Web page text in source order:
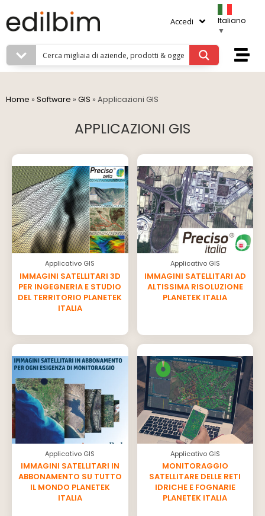
Accedi
Italiano
▼
Home » Software » GIS » Applicazioni GIS
APPLICAZIONI GIS
Applicativo GIS
IMMAGINI SATELLITARI 3D
PER INGEGNERIA E STUDIO
DEL TERRITORIO PLANETEK
ITALIA
Applicativo GIS
IMMAGINI SATELLITARI AD
ALTISSIMA RISOLUZIONE
PLANETEK ITALIA
Applicativo GIS
IMMAGINI SATELLITARI IN
ABBONAMENTO SU TUTTO
IL MONDO PLANETEK
ITALIA
Applicativo GIS
MONITORAGGIO
SATELLITARE DELLE RETI
IDRICHE E FOGNARIE
PLANETEK ITALIA